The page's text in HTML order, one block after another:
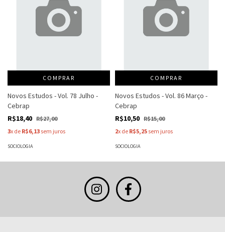
COMPRAR
Novos Estudos - Vol. 78 Julho -
Cebrap
R$18,40 R$27,00
3x de R$6,13 sem juros
SOCIOLOGIA
COMPRAR
Novos Estudos - Vol. 86 Março -
Cebrap
R$10,50 R$15,00
2x de R$5,25 sem juros
SOCIOLOGIA